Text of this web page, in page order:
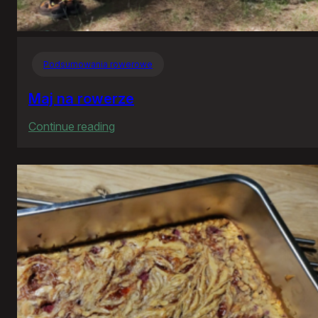
Podsumowania rowerowe
Maj na rowerze
Continue reading
na
rowerze